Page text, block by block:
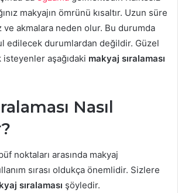
makyajın ömrünü kısaltır. Uzun süre
ve akmalara neden olur. Bu durumda
edilecek durumlardan değildir. Güzel
aşağıdaki makyaj sıralaması
Nasıl
noktaları arasında makyaj
sırası oldukça önemlidir. Sizlere
sıralaması şöyledir.